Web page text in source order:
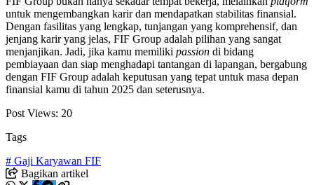
untuk mengembangkan karir dan mendapatkan stabilitas finansial.
Dengan fasilitas yang lengkap, tunjangan yang komprehensif, dan
jenjang karir yang jelas, FIF Group adalah pilihan yang sangat
menjanjikan. Jadi, jika kamu memiliki passion di bidang
pembiayaan dan siap menghadapi tantangan di lapangan, bergabung
dengan FIF Group adalah keputusan yang tepat untuk masa depan
finansial kamu di tahun 2025 dan seterusnya.
Post Views: 20
Tags
# Gaji Karyawan FIF
Bagikan artikel